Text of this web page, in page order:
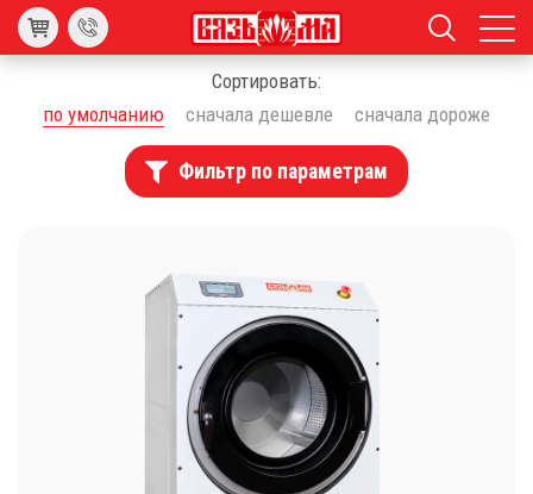
Сортировать:
по умолчанию
сначала дешевле сначала дороже
Фильтр по параметрам